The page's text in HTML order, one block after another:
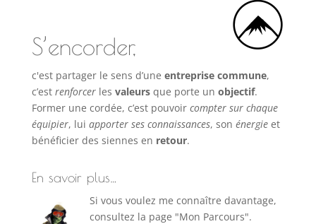
S’encorder,
c'est partager le sens d’une entreprise commune,
c’est renforcerles valeursque porte un objectif.
Former une cordée, c’est pouvoircompter sur chaque
équipier, lui apporter ses connaissances, son énergieet
bénéficier des siennes en retour.
En savoir plus…
Si vous voulez me connaître davantage,
consultez la page "Mon Parcours".